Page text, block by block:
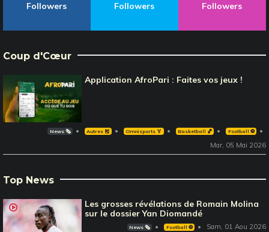
Followers
Followers
Followers
Coup d'Cœur
Application AfroPari : Faites vos jeux !
News 🗞️ Autres 🎽 Omnisports 🏅 Basketball 🏀 Football ⚽️
Mar, 05 Mai 2026
Top News
Les grosses révélations de Romain Molina
sur le dossier Yan Diomandé
News 🗞️ Football ⚽️ Sam, 01 Aou 2026